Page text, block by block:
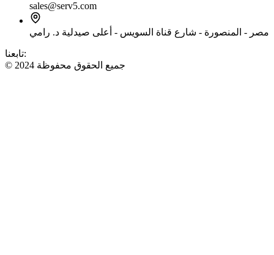
sales@serv5.com
مصر - المنصورة - شارع قناة السويس - أعلى صيدلية د. رامي
تابعنا:
© 2024 جميع الحقوق محفوظة